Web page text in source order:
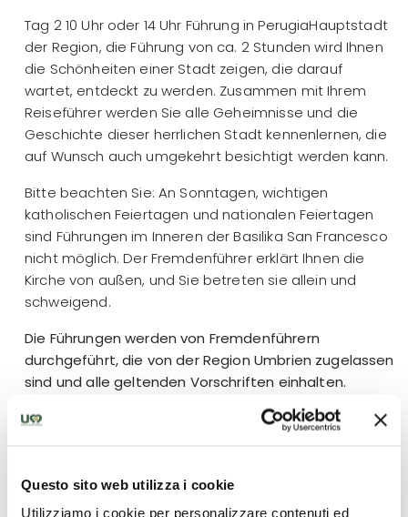
Questo sito web utilizza i cookie
Utilizziamo i cookie per personalizzare contenuti ed
Tag 2 10 Uhr oder 14 Uhr Führung in PerugiaHauptstadt
der Region, die Führung von ca. 2 Stunden wird Ihnen
die Schönheiten einer Stadt zeigen, die darauf
wartet, entdeckt zu werden. Zusammen mit Ihrem
Reiseführer werden Sie alle Geheimnisse und die
Geschichte dieser herrlichen Stadt kennenlernen, die
auf Wunsch auch umgekehrt besichtigt werden kann.
Bitte beachten Sie: An Sonntagen, wichtigen
katholischen Feiertagen und nationalen Feiertagen
sind Führungen im Inneren der Basilika San Francesco
nicht möglich. Der Fremdenführer erklärt Ihnen die
Kirche von außen, und Sie betreten sie allein und
schweigend.
Die Führungen werden von Fremdenführern
durchgeführt, die von der Region Umbrien zugelassen
sind und alle geltenden Vorschriften einhalten.
Geführter Gruppenbesuch in Assisi